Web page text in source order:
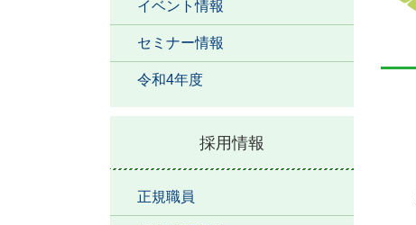
イベント情報
セミナー情報
令和4年度
採用情報
正規職員